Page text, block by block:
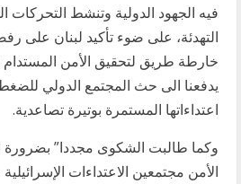
فيه الجهود الدولية وتنشط التحركات
التهدئة، على ضوء تأكيد لبنان على
خارطة طريق لتحقيق الأمن المستدام
يدفعنا الى حث المجتمع الدولي
اعتداءاتها المستمرة بوتيرة تصاعدية.
وكما طالبت الشكوى مجددا” بضرورة
الأمن مجتمعين الاعتداءات